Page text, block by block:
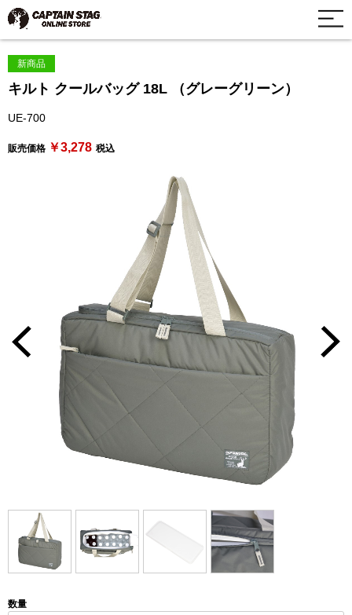
新商品
キルト クールバッグ 18L （グレーグリーン）
UE-700
販売価格 ￥3,278 税込
数量